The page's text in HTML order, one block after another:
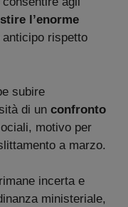
l’enorme
rispetto
subire
di un confronto
motivo per
a marzo.
incerta e
ministeriale,